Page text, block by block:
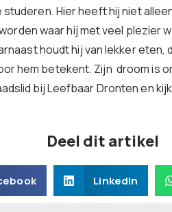
Hier heeft hij niet
waar hij met veel
houdt hij van lekker
hem betekent. Zijn droom is
bij Leefbaar Dronten en
Deel dit artikel
LinkedIn